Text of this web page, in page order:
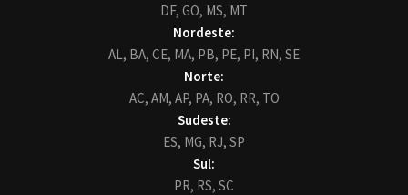
DF, GO, MS, MT
Nordeste:
AL, BA, CE, MA, PB, PE, PI, RN, SE
Norte:
AC, AM, AP, PA, RO, RR, TO
Sudeste:
ES, MG, RJ, SP
Sul:
PR, RS, SC